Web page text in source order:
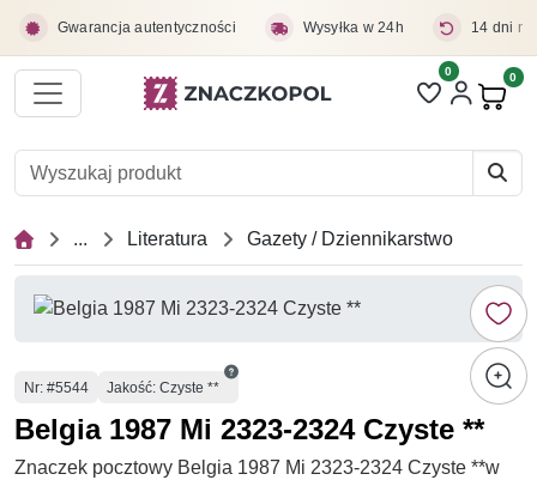
Gwarancja autentyczności Wysyłka w 24h 14 dni
Liczba pozycji
0 0
... Literatura Gazety / Dziennikarstwo
Numer
Nr: #5544 Jakość: Czyste **
Belgia 1987 Mi 2323-2324 Czyste **
Znaczek pocztowy Belgia 1987 Mi 2323-2324 Czyste **w